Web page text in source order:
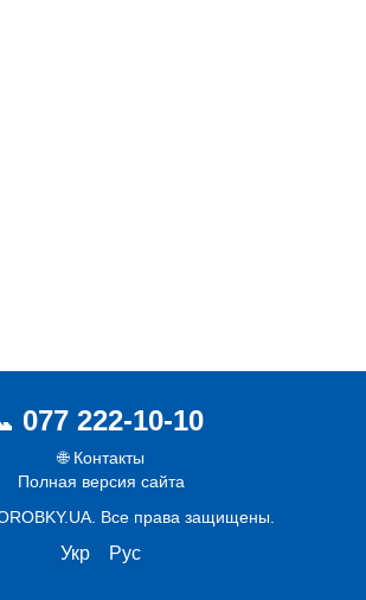
077 222-10-10
🌐 Контакты
Полная версия сайта
Все права защищены.
Укр Рус